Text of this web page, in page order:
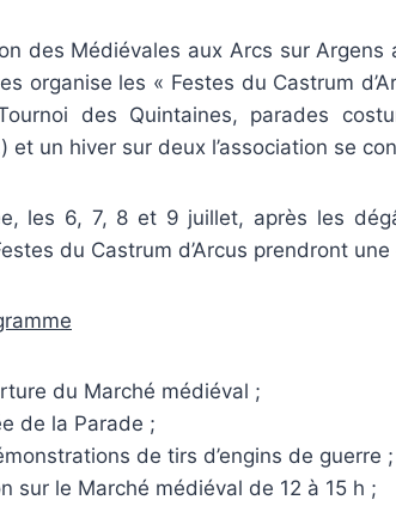
des Médiévales aux Arcs sur
organise les « Festes du Castrum
des Quintaines, parades
et un hiver sur deux l’association se
les 6, 7, 8 et 9 juillet, après les
du Castrum d’Arcus prendront
du Marché médiéval ;
de la Parade ;
de tirs d’engins de guerre ;
sur le Marché médiéval de 12 à 15 h ;